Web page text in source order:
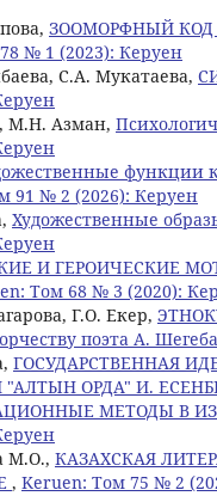
ЗООМОРФНЫЙ КОД
№ 1 (2023): Керуен
С.А. Мукатаева,
M.Н. Азман,
функции
91 № 2 (2026): Керуен
Художественные
И ГЕРОИЧЕСКИЕ
Том 68 № 3 (2020):
Г.О. Екер,
поэта А.
ГОСУДАРСТВЕННАЯ
ОРДА" И.
МЕТОДЫ В
M.O., КАЗАХСКАЯ
, Keruen: Том 75 № 2